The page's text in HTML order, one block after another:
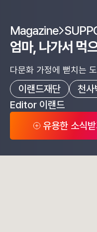
Magazine
엄마, 나가서 먹
다문화 가정에 뻗치는
이랜드재단 천사
Editor 이랜드
유용한 소식받